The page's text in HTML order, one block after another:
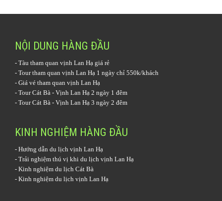
NỘI DUNG HÀNG ĐẦU
- Tàu tham quan vịnh Lan Hạ giá rẻ
- Tour tham quan vịnh Lan Hạ 1 ngày chỉ 550k/khách
- Giá vé tham quan vịnh Lan Hạ
- Tour Cát Bà - Vịnh Lan Hạ 2 ngày 1 đêm
- Tour Cát Bà - Vịnh Lan Hạ 3 ngày 2 đêm
KINH NGHIỆM HÀNG ĐẦU
- Hướng dẫn du lịch vịnh Lan Hạ
- Trải nghiệm thú vị khi du lịch vịnh Lan Hạ
- Kinh nghiệm du lịch Cát Bà
- Kinh nghiệm du lịch vịnh Lan Hạ